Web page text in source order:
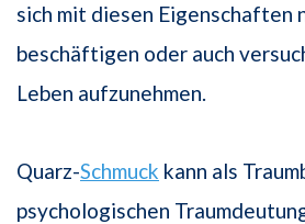
sich mit diesen Eigenschaften
beschäftigen oder auch
Leben aufzunehmen.
Quarz-Schmuck kann als
psychologischen